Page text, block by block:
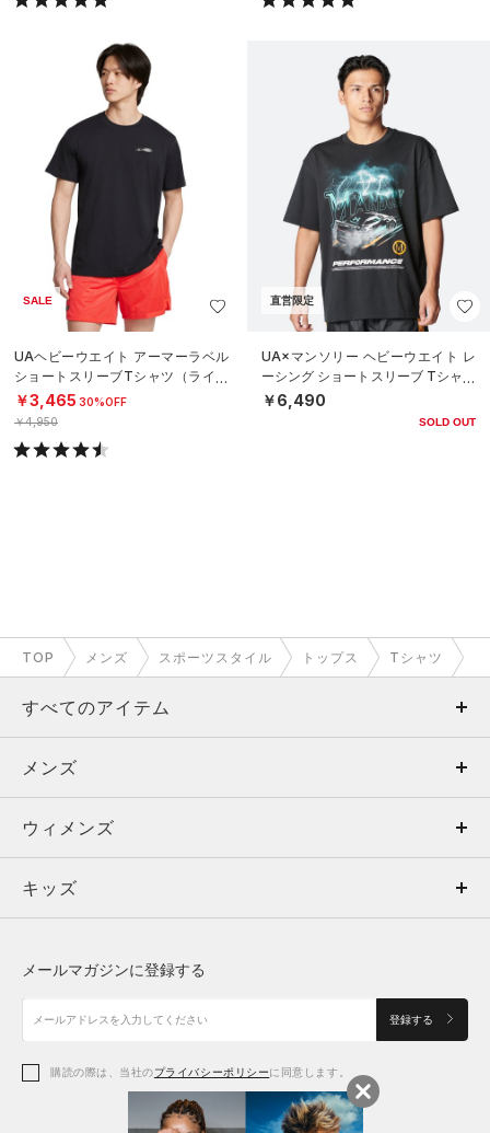
SALE
UAヘビーウエイト アーマーラベル
ショートスリーブTシャツ（ライフ
スタイル/MEN）
￥3,465 30%OFF
￥4,950
直営限定
UA×マンソリー ヘビーウエイト レ
ーシング ショートスリーブ Tシャツ
（ライフスタイル/MEN）
￥6,490
SOLD OUT
TOP メンズ スポーツスタイル トップス Tシャツ
すべてのアイテム
メンズ
ウィメンズ
キッズ
アクセサリー
メンズ
トップス
ボトムス
アクセサリー
ウィメンズ
トップス
シューズ
アクセサリー
キッズ
シューズ
メールマガジンに登録する
登録する
購読の際は、当社のプライバシーポリシーに同意します。